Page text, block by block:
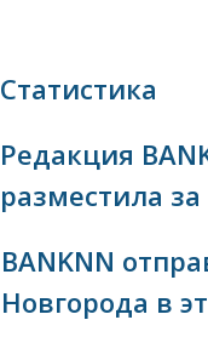
Статистика
Редакция
разместила
BANKNN
Новгорода в